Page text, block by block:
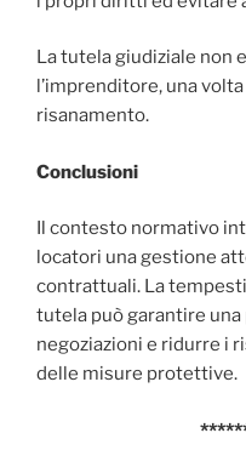
La tutela giudiziale non
l’imprenditore, una
risanamento.
Conclusioni
Il contesto normativo
locatori una gestione
contrattuali. La
tutela può garantire
negoziazioni e ridurre i
delle misure protettive.